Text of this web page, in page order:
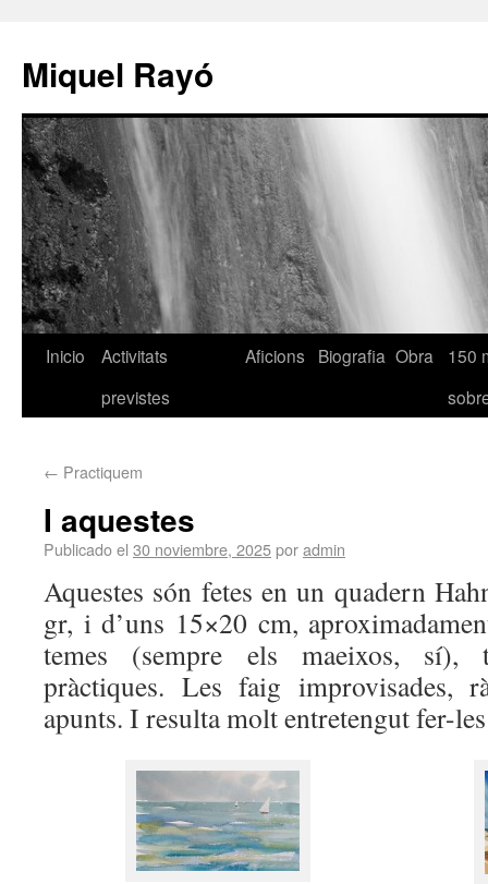
Miquel Rayó
Inicio
Activitats
previstes
Aficions Biografia Obra
150
← Practiquem
I aquestes
Publicado el 30 noviembre, 2025poradmin
Aquestes són fetes en un quadern
gr, i d’uns 15×20 cm,
temes (sempre els maeixos,
pràctiques. Les faig improvisades,
apunts. I resulta molt entretengut fer-